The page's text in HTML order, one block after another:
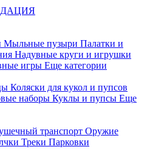
Мыльные пузыри Палатки и
Надувные круги и игрушки
игры Еще категории
Коляски для кукол и пупсов
наборы Куклы и пупсы Еще
транспорт Оружие
Треки Парковки